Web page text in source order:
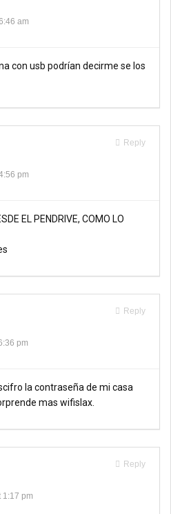
am
con usb podrían decirme se los
Reply
pm
EL PENDRIVE, COMO LO
Reply
pm
la contraseña de mi casa
mas wifislax.
Reply
1:17 pm